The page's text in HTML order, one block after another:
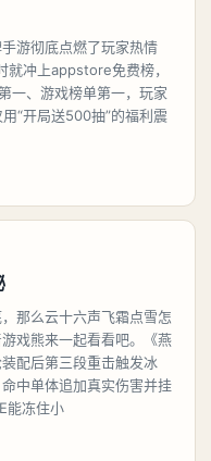
游彻底点燃了玩家热情
冲上appstore免费榜，
一、游戏榜单第一，玩家
“开局送500抽”的福利震
那么云十六声飞霜点雪怎
戏熊来一起看看吧。《燕
配后第三段重击触发冰
中单体追加真实伤害并挂
能冻住小